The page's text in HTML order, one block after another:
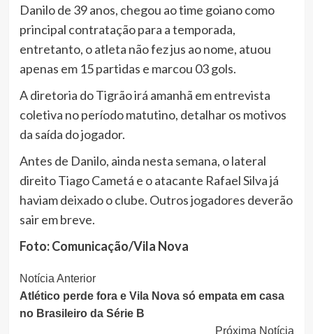
Danilo de 39 anos, chegou ao time goiano como
principal contratação para a temporada,
entretanto, o atleta não fez jus ao nome, atuou
apenas em 15 partidas e marcou 03 gols.
A diretoria do Tigrão irá amanhã em entrevista
coletiva no período matutino, detalhar os motivos
da saída do jogador.
Antes de Danilo, ainda nesta semana, o lateral
direito Tiago Cametá e o atacante Rafael Silva já
haviam deixado o clube. Outros jogadores deverão
sair em breve.
Foto: Comunicação/Vila Nova
Continue
Lendo
Notícia Anterior
Atlético perde fora e Vila Nova só empata em casa
no Brasileiro da Série B
Próxima Notícia